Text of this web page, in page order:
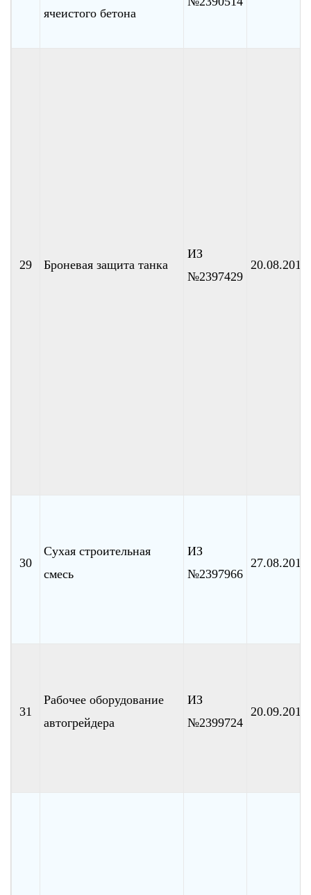
ячеистого бетона
29 Броневая защита танка
ИЗ
№2397429
20.08.2010
30
Сухая строительная
смесь
ИЗ
№2397966
27.08.2010
31
Рабочее оборудование
автогрейдера
ИЗ
№2399724
20.09.2010